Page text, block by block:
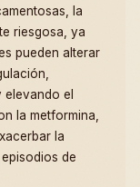
la
riesgosa, ya
pueden alterar
el
la metformina,
la
de